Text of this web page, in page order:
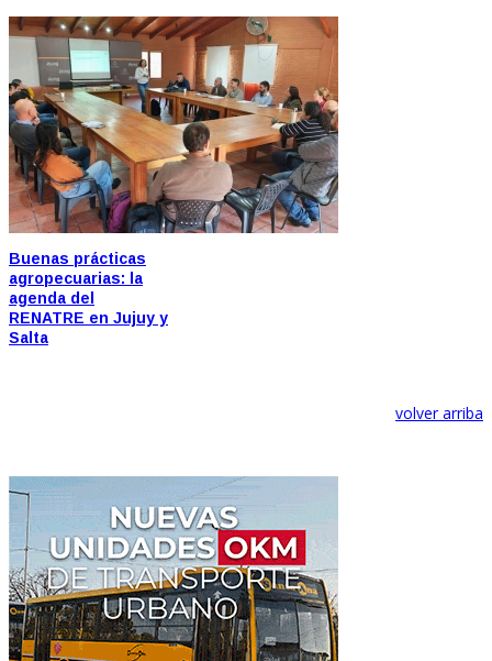
Buenas prácticas
agropecuarias: la
agenda del
RENATRE en Jujuy y
Salta
volver arriba